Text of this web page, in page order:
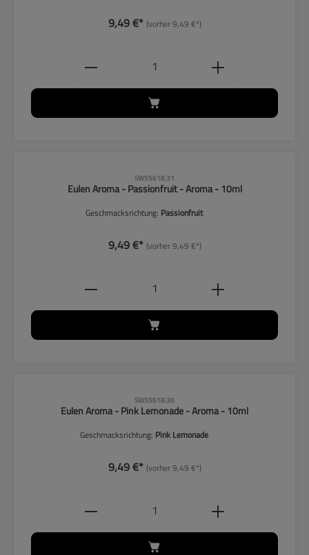
9,49 €* (vorher 9,49 €*)
Produkt Anzahl: Gib den
SW55618.31
Eulen Aroma - Passionfruit - Aroma - 10ml
Geschmacksrichtung: Passionfruit
9,49 €* (vorher 9,49 €*)
Produkt Anzahl: Gib den
SW55618.36
Eulen Aroma - Pink Lemonade - Aroma - 10ml
Geschmacksrichtung: Pink Lemonade
9,49 €* (vorher 9,49 €*)
Produkt Anzahl: Gib den